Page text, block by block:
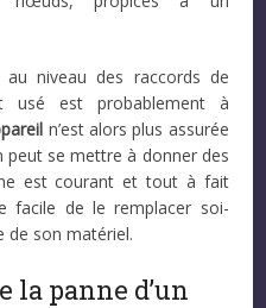
niveau des raccords de
usé est probablement à
n’est alors plus assurée
se mettre à donner des
est courant et tout à fait
facile de le remplacer soi-
de son matériel.
la panne d’un